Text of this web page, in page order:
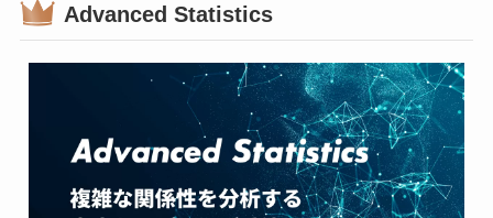
Advanced Statistics